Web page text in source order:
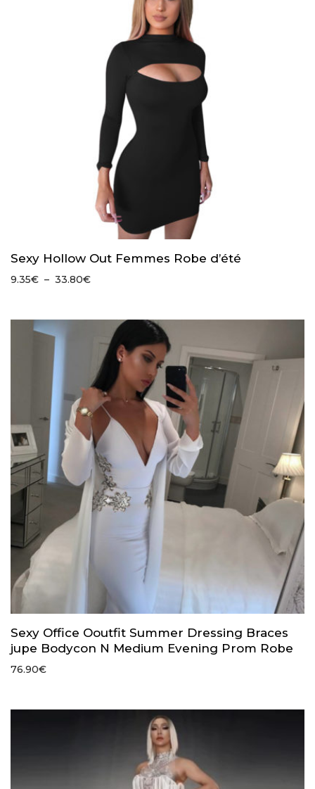
Sexy Hollow Out Femmes Robe d’été
9.35€ – 33.80€Plage
9.35€
33.80€
Sexy Office Ooutfit Summer Dressing Braces
jupe Bodycon N Medium Evening Prom Robe
76.90€